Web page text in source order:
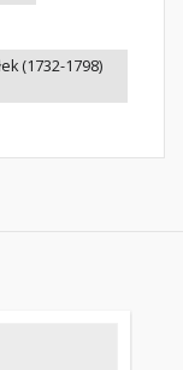
(1732-1798)